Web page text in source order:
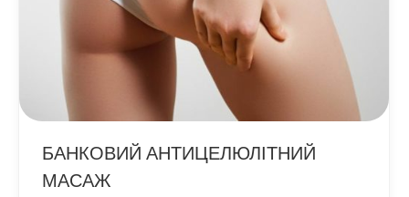
БАНКОВИЙ АНТИЦЕЛЮЛІТНИЙ
МАСАЖ